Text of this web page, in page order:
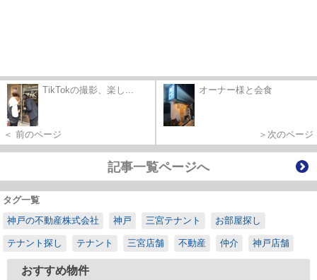
TikTokの撮影、楽し...
＜ 前のページ
オーナー様と会食
＞次のページ
記事一覧ページへ
タグ一覧
神戸の不動産株式会社
神戸 三宮テナント お部屋探し
テナント探し テナント 三宮店舗 不動産 仲介 神戸店舗
おすすめ物件